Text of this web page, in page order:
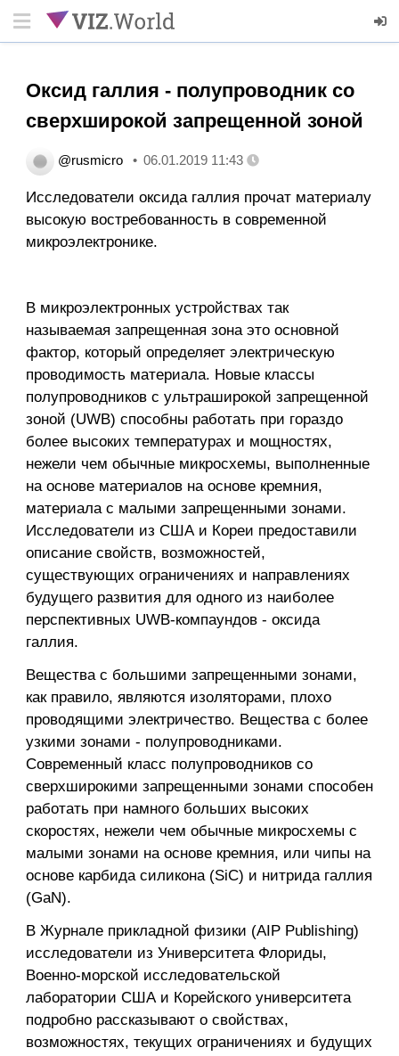
Оксид галлия - полупроводник со
сверхширокой запрещенной зоной
@rusmicro 06.01.2019 11:43
Исследователи оксида галлия прочат материалу
высокую востребованность в современной
микроэлектронике.
В микроэлектронных устройствах так
называемая запрещенная зона это основной
фактор, который определяет электрическую
проводимость материала. Новые классы
полупроводников с ультраширокой запрещенной
зоной (UWB) способны работать при гораздо
более высоких температурах и мощностях,
нежели чем обычные микросхемы, выполненные
на основе материалов на основе кремния,
материала с малыми запрещенными зонами.
Исследователи из США и Кореи предоставили
описание свойств, возможностей,
существующих ограничениях и направлениях
будущего развития для одного из наиболее
перспективных UWB-компаундов - оксида
галлия.
Вещества с большими запрещенными зонами,
как правило, являются изоляторами, плохо
проводящими электричество. Вещества с более
узкими зонами - полупроводниками.
Современный класс полупроводников со
сверхширокими запрещенными зонами способен
работать при намного больших высоких
скоростях, нежели чем обычные микросхемы с
малыми зонами на основе кремния, или чипы на
основе карбида силикона (SiC) и нитрида галлия
(GaN).
В Журнале прикладной физики (AIP Publishing)
исследователи из Университета Флориды,
Военно-морской исследовательской
лаборатории США и Корейского университета
подробно рассказывают о свойствах,
возможностях, текущих ограничениях и будущих